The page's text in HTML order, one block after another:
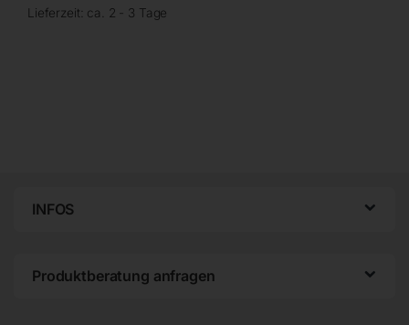
Lieferzeit: ca. 2 - 3 Tage
INFOS
Produktberatung anfragen